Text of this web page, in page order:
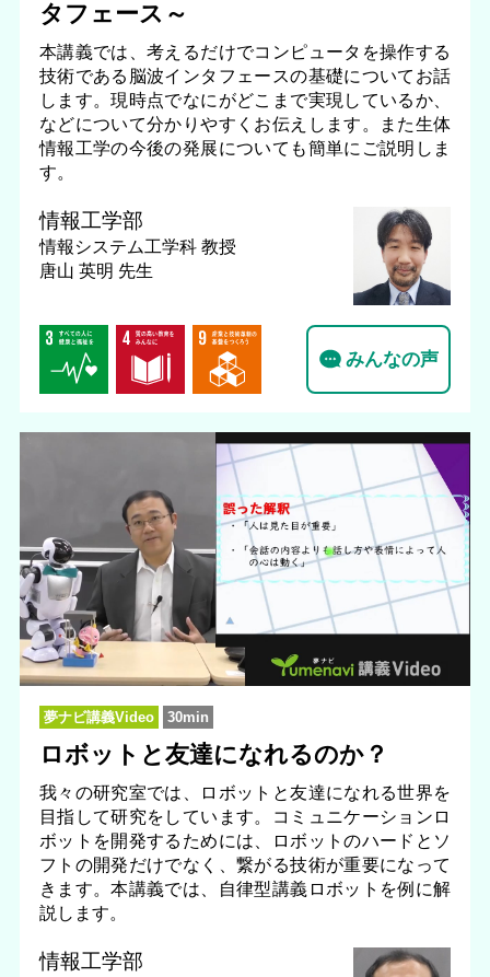
タフェース～
本講義では、考えるだけでコンピュータを操作する
技術である脳波インタフェースの基礎についてお話
します。現時点でなにがどこまで実現しているか、
などについて分かりやすくお伝えします。また生体
情報工学の今後の発展についても簡単にご説明しま
す。
情報工学部
情報システム工学科 教授
唐山 英明 先生
みんなの声
夢ナビ講義Video 30min
ロボットと友達になれるのか？
我々の研究室では、ロボットと友達になれる世界を
目指して研究をしています。コミュニケーションロ
ボットを開発するためには、ロボットのハードとソ
フトの開発だけでなく、繋がる技術が重要になって
きます。本講義では、自律型講義ロボットを例に解
説します。
情報工学部